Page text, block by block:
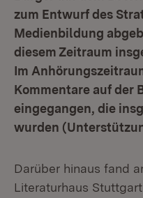
zum Entwurf des
Medienbildung
diesem Zeitraum
Im
Kommentare auf der
eingegangen, die
wurden
Darüber hinaus fand
Literaturhaus